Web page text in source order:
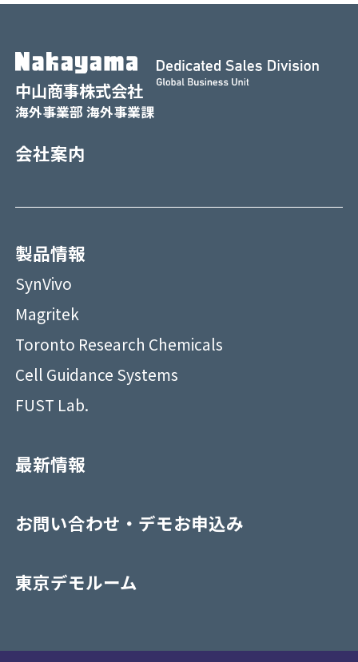
中山商事株式会社
海外事業部 海外事業課
会社案内
製品情報
SynVivo
Magritek
Toronto Research Chemicals
Cell Guidance Systems
FUST Lab.
最新情報
お問い合わせ・デモお申込み
東京デモルーム